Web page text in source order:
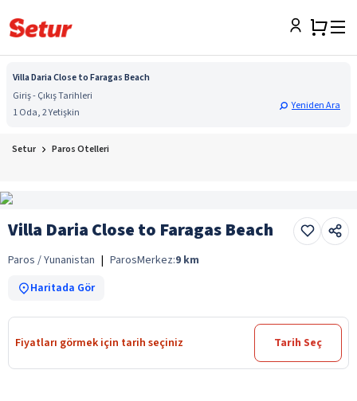
Villa Daria Close to Faragas Beach
Giriş - Çıkış Tarihleri
1 Oda, 2 Yetişkin
Yeniden Ara
Setur Paros Otelleri
Villa Daria Close to Faragas Beach
Paros / Yunanistan | ParosMerkez:9 km
Haritada Gör
Fiyatları görmek için tarih seçiniz Tarih Seç